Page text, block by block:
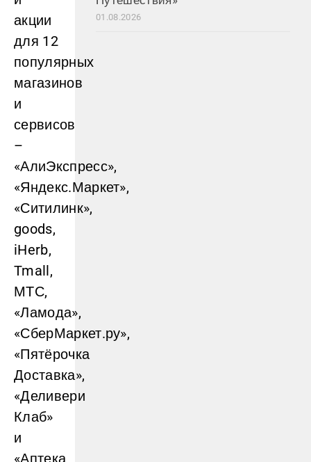
акции
для 12
популярных
магазинов
и
сервисов
–
«АлиЭкспресс»,
«Яндекс.Маркет»,
«Ситилинк»,
goods,
iHerb,
Tmall,
МТС,
«Ламода»,
«СберМаркет.ру»,
«Пятёрочка
Доставка»,
«Деливери
Клаб»
и
«Аптека
01.08.2026